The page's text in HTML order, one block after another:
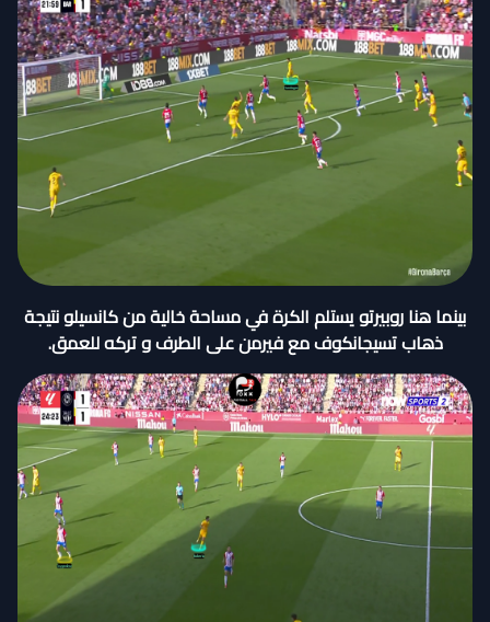
بينما هنا روبيرتو يستلم الكرة في مساحة خالية من كانسيلو نتيجة
ذهاب تسيجانكوف مع فيرمن على الطرف و تركه للعمق.